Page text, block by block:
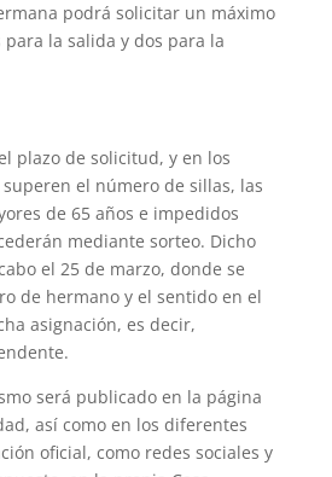
podrá solicitar un máximo
la salida y dos para la
plazo de solicitud, y en los
el número de sillas, las
de 65 años e impedidos
mediante sorteo. Dicho
el 25 de marzo, donde se
de hermano y el sentido en el
asignación, es decir,
será publicado en la página
así como en los diferentes
oficial, como redes sociales y